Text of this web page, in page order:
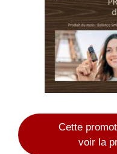
Cette
voir la